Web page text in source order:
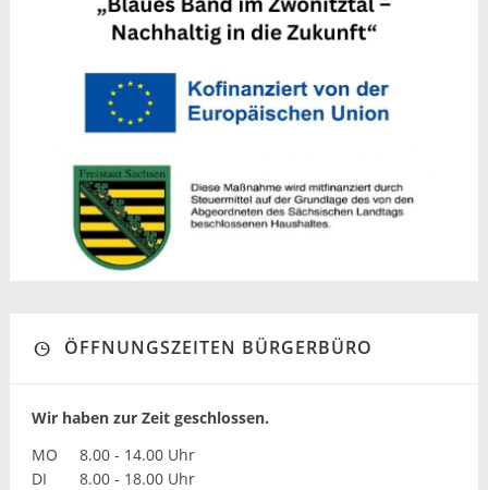
ÖFFNUNGSZEITEN BÜRGERBÜRO
Wir haben zur Zeit geschlossen.
MO
8.00 - 14.00 Uhr
DI
8.00 - 18.00 Uhr